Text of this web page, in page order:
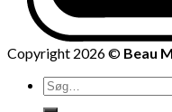
Copyright 2026 © Beau
Søg
efter: